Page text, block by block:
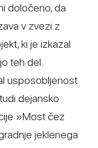
določeno, da
v zvezi z
ki je izkazal
teh del.
usposobljenost
dejansko
»Most čez
jeklenega